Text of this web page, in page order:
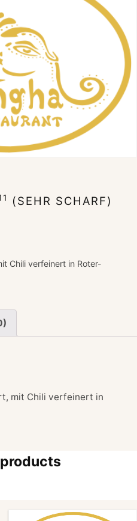
(SEHR SCHARF)
Chili verfeinert in Roter-
mit Chili verfeinert in